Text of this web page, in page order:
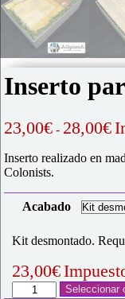
Inserto
23,00€ - 28,00€
de
Inserto realizado en
Colonists.
Acabado
Kit desmontado.
23,00€
Inserto
Seleccionar